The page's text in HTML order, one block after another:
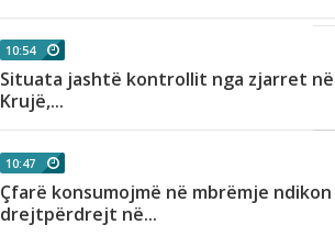
10:54
Situata jashtë kontrollit nga zjarret në
Krujë,...
10:47
Çfarë konsumojmë në mbrëmje ndikon
drejtpërdrejt në...